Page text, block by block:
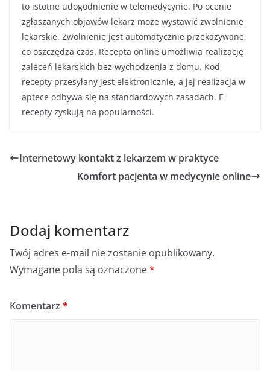
to istotne udogodnienie w telemedycynie. Po ocenie
zgłaszanych objawów lekarz może wystawić zwolnienie
lekarskie. Zwolnienie jest automatycznie przekazywane,
co oszczędza czas. Recepta online umożliwia realizację
zaleceń lekarskich bez wychodzenia z domu. Kod
recepty przesyłany jest elektronicznie, a jej realizacja w
aptece odbywa się na standardowych zasadach. E-
recepty zyskują na popularności.
Internetowy kontakt z lekarzem w praktyce
Komfort pacjenta w medycynie online
Dodaj komentarz
Twój adres e-mail nie zostanie opublikowany.
Wymagane pola są oznaczone*
Komentarz *